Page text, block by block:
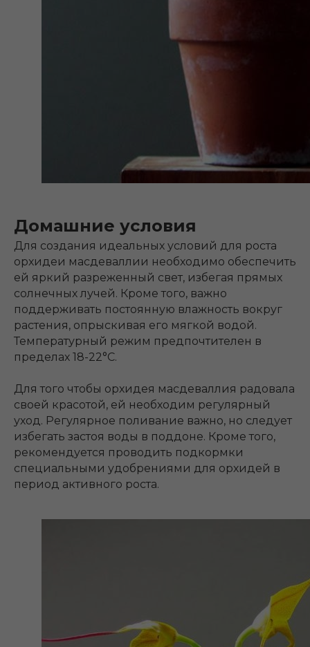
Домашние условия
Для создания идеальных условий для роста
орхидеи масдеваллии необходимо обеспечить
ей яркий разреженный свет, избегая прямых
солнечных лучей. Кроме того, важно
поддерживать постоянную влажность вокруг
растения, опрыскивая его мягкой водой.
Температурный режим предпочтителен в
пределах 18-22°C.
Для того чтобы орхидея масдеваллия радовала
своей красотой, ей необходим регулярный
уход. Регулярное поливание важно, но следует
избегать застоя воды в поддоне. Кроме того,
рекомендуется проводить подкормки
специальными удобрениями для орхидей в
период активного роста.